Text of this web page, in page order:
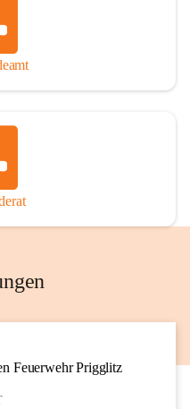
Feuerwehr Prigglitz